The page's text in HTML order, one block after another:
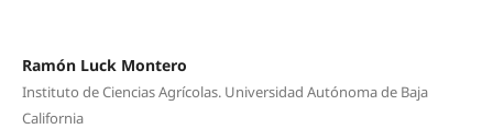
Ramón Luck Montero
Instituto de Ciencias Agrícolas. Universidad Autónoma de Baja
California